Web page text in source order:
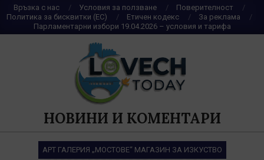
Skip
to
content
Връзка с нас Условия за ползване
Поверителност
Политика за бисквитки (ЕС)
Етичен кодекс
За реклама
Парламентарни избори 19.04.2026 – условия и тарифа
НОВИНИ И КОМЕНТАРИ
АРТ ГАЛЕРИЯ „МОСТОВЕ“ МАГАЗИН ЗА ИЗКУСТВО